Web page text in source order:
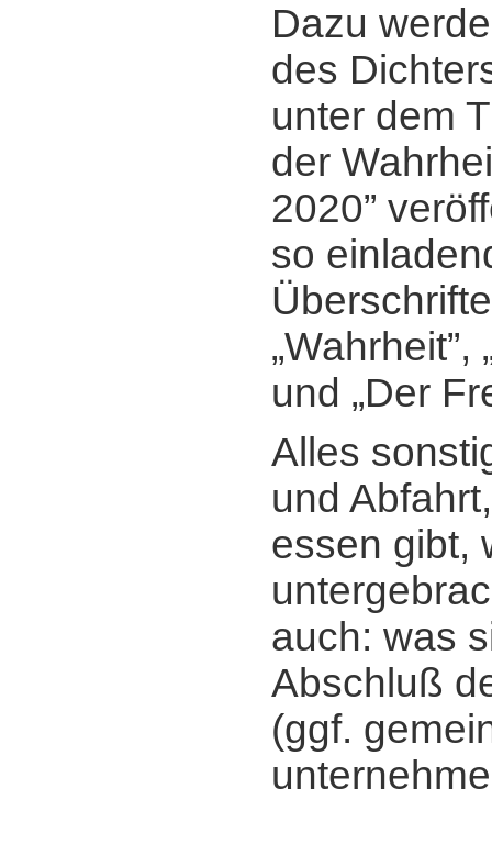
Dazu
des
unter dem
der
2020”
so
„Wahrheit”,
und „Der
Alles
und
essen gibt,
auch: was
Abschluß
(ggf.